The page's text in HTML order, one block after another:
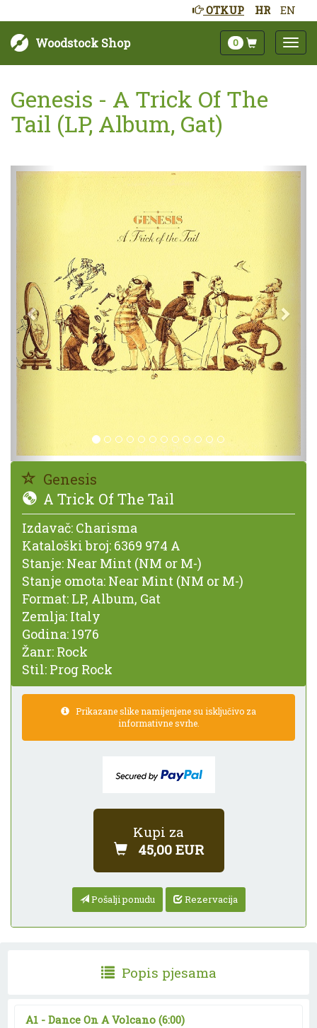
HR EN
OTKUP
Woodstock Shop 0
Genesis - A Trick Of The
Tail (LP, Album, Gat)
Sljedeće
Genesis
A Trick Of The Tail
Izdavač: Charisma
Kataloški broj: 6369 974 A
Stanje: Near Mint (NM or M-)
Stanje omota: Near Mint (NM or M-)
Format: LP, Album, Gat
Zemlja: Italy
Godina: 1976
Žanr: Rock
Stil: Prog Rock
Prikazane slike namijenjene su isključivo za
informativne svrhe.
Kupi za
45,00 EUR
Pošalji ponudu Rezervacija
Popis pjesama
A1 - Dance On A Volcano (6:00)